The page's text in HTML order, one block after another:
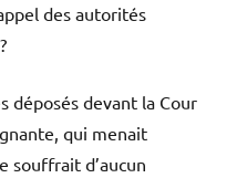
des autorités
déposés devant la Cour
qui menait
souffrait d’aucun